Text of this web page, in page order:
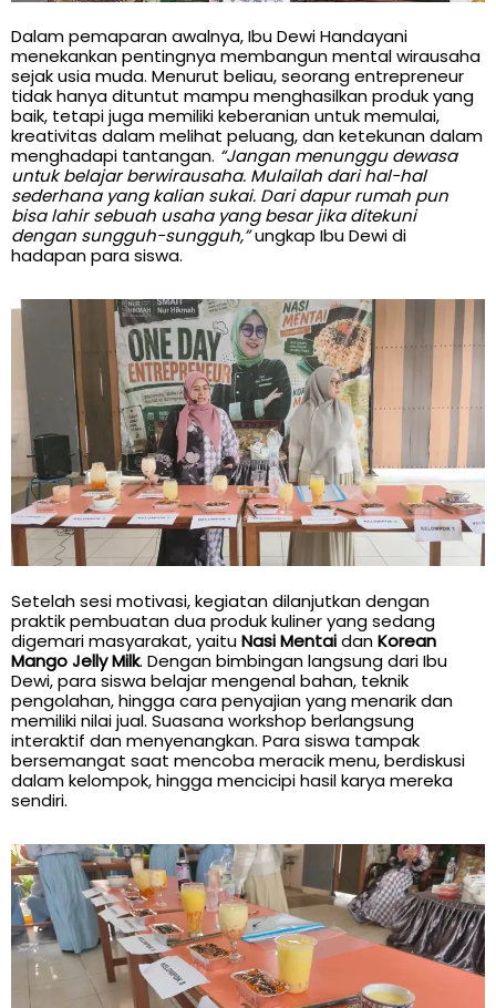
Dalam pemaparan awalnya, Ibu Dewi Handayani
menekankan pentingnya membangun mental wirausaha
sejak usia muda. Menurut beliau, seorang entrepreneur
tidak hanya dituntut mampu menghasilkan produk yang
baik, tetapi juga memiliki keberanian untuk memulai,
kreativitas dalam melihat peluang, dan ketekunan dalam
menghadapi tantangan. “Jangan menunggu dewasa
untuk belajar berwirausaha. Mulailah dari hal-hal
sederhana yang kalian sukai. Dari dapur rumah pun
bisa lahir sebuah usaha yang besar jika ditekuni
dengan sungguh-sungguh,”ungkap Ibu Dewi di
hadapan para siswa.
Setelah sesi motivasi, kegiatan dilanjutkan dengan
praktik pembuatan dua produk kuliner yang sedang
digemari masyarakat, yaituNasi MentaidanKorean
Mango Jelly Milk. Dengan bimbingan langsung dari Ibu
Dewi, para siswa belajar mengenal bahan, teknik
pengolahan, hingga cara penyajian yang menarik dan
memiliki nilai jual. Suasana workshop berlangsung
interaktif dan menyenangkan. Para siswa tampak
bersemangat saat mencoba meracik menu, berdiskusi
dalam kelompok, hingga mencicipi hasil karya mereka
sendiri.